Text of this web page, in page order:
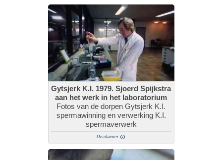
Gytsjerk K.I. 1979. Sjoerd Spijkstra
aan het werk in het laboratorium
Fotos van de dorpen Gytsjerk K.I.
spermawinning en verwerking K.I.
spermaverwerk
Disclaimer